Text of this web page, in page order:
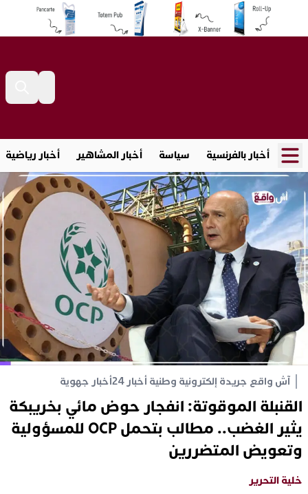
أخبار بالفرنسية سياسة أخبار المشاهير أخبار رياضية
آش واقع جريدة إلكترونية وطنية أخبار 24 أخبار جهوية
القنبلة الموقوتة: انفجار حوض مائي بخريبكة
يثير الغضب.. مطالب بتحمل OCP للمسؤولية
وتعويض المتضررين
خلية التحرير